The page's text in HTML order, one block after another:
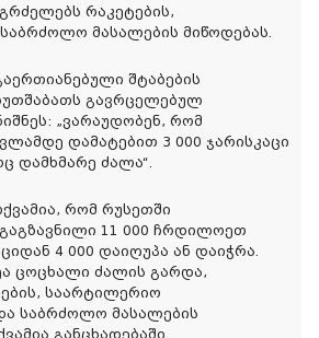
რაკეტების,
მასალების მიწოდებას.
შტაბების
გავრცელებულ
„ვარაუდობენ, რომ
დამატებით 3 000 ჯარისკაცი
დამხმარე ძალა“.
რომ რუსეთში
11 000 ჩრდილოეთ
4 000 დაიღუპა ან დაიჭრა.
ცოცხალი ძალის გარდა,
საარტილერიო
საბრძოლო მასალების
განცხადებაში.